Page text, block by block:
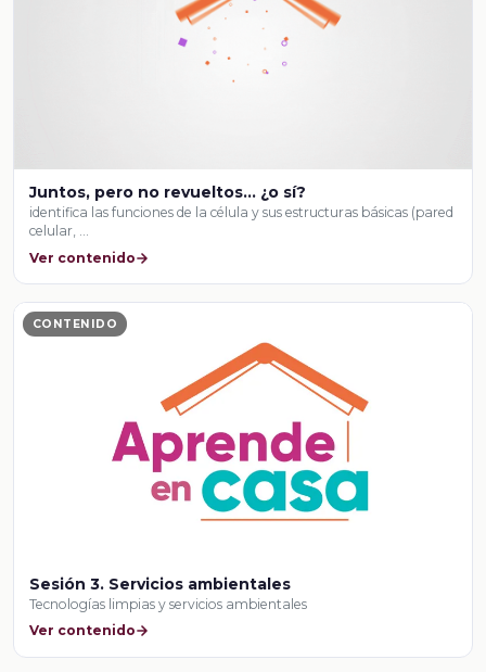
Juntos, pero no revueltos… ¿o sí?
identifica las funciones de la célula y sus estructuras básicas (pared
celular, …
Ver contenido
CONTENIDO
Sesión 3. Servicios ambientales
Tecnologías limpias y servicios ambientales
Ver contenido